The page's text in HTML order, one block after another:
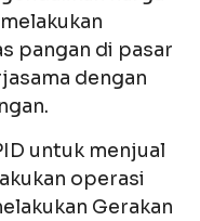
pangan di pasar
dengan
untuk menjual
operasi
Gerakan